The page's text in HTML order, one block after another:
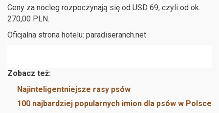
Ceny za nocleg rozpoczynają się od USD 69, czyli od ok.
270,00 PLN.
Oficjalna strona hotelu: paradiseranch.net
Zobacz też:
Najinteligentniejsze rasy psów
100 najbardziej popularnych imion dla psów w Polsce